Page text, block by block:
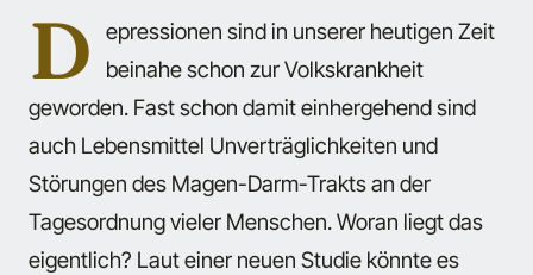
D
epressionen sind in unserer heutigen Zeit
beinahe schon zur Volkskrankheit
geworden. Fast schon damit einhergehend sind
auch Lebensmittel Unverträglichkeiten und
Störungen des Magen-Darm-Trakts an der
Tagesordnung vieler Menschen. Woran liegt das
eigentlich? Laut einer neuen Studie könnte es